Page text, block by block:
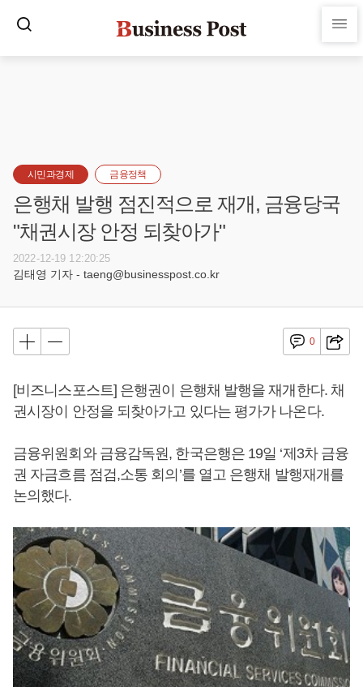
시민과경제 금융정책
은행채 발행 점진적으로 재개, 금융당국
"채권시장 안정 되찾아가"
2022-12-19 12:20:25
김태영 기자 - taeng@businesspost.co.kr
0
[비즈니스포스트] 은행권이 은행채 발행을 재개한다. 채
권시장이 안정을 되찾아가고 있다는 평가가 나온다.
금융위원회와 금융감독원, 한국은행은 19일 ‘제3차 금융
권 자금흐름 점검,소통 회의’를 열고 은행채 발행재개를
논의했다.